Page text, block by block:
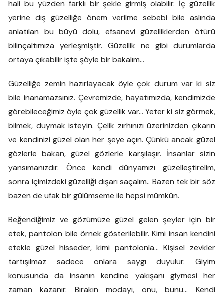
hali bu yüzden farklı bir şekle girmiş olabilir. İç güzellik
yerine dış güzelliğe önem verilme sebebi bile aslında
anlatılan bu büyü dolu, efsanevi güzelliklerden ötürü
bilinçaltımıza yerleşmiştir. Güzellik ne gibi durumlarda
ortaya çıkabilir işte şöyle bir bakalım…
Güzelliğe zemin hazırlayacak öyle çok durum var ki siz
bile inanamazsınız. Çevremizde, hayatımızda, kendimizde
görebileceğimiz öyle çok güzellik var… Yeter ki siz görmek,
bilmek, duymak isteyin. Çelik zırhınızı üzerinizden çıkarın
ve kendinizi güzel olan her şeye açın. Çünkü ancak güzel
gözlerle bakan, güzel gözlerle karşılaşır. İnsanlar sizin
yansımanızdır. Önce kendi dünyamızı güzelleştirelim,
sonra içimizdeki güzelliği dışarı saçalım.. Bazen tek bir söz
bazen de ufak bir gülümseme ile hepsi mümkün.
Beğendiğimiz ve gözümüze güzel gelen şeyler için bir
etek, pantolon bile örnek gösterilebilir. Kimi insan kendini
etekle güzel hisseder, kimi pantolonla… Kişisel zevkler
tartışılmaz sadece onlara saygı duyulur. Giyim
konusunda da insanın kendine yakışanı giymesi her
zaman kazanır. Bırakın modayı, onu, bunu… Kendi